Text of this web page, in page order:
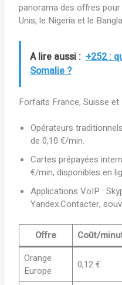
panorama des offres
Unis, le Nigeria et le
A lire aussi : +252 :
Somalie ?
Forfaits France, Suisse et
Opérateurs
de 0,10 €/min.
Cartes prépayées
€/min, disponibles en
Applications VoIP :
Yandex.Contacter,
Offre Coût/
Orange
Europe
0,12 €